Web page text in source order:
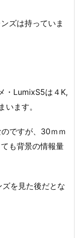
ズは持っていま
・LumixS5は４K,
います。
ですが、30ｍｍ
も背景の情報量
を見た後だとな